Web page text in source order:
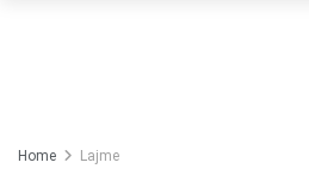
Home Lajme